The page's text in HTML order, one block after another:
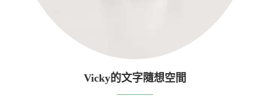
Vicky的文字隨想空間